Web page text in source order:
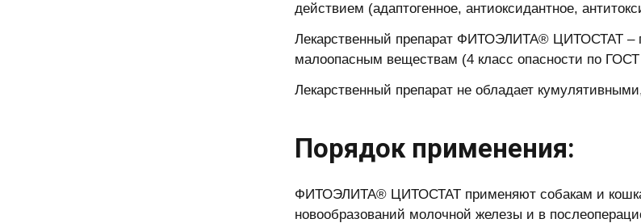
действием (адаптогенное, антиоксидантное,
Лекарственный препарат ФИТОЭЛИТА® ЦИТОСТАТ –
малоопасным веществам (4 класс опасности по
Лекарственный препарат не обладает
Порядок применения:
ФИТОЭЛИТА® ЦИТОСТАТ применяют собакам и
новообразований молочной железы и в